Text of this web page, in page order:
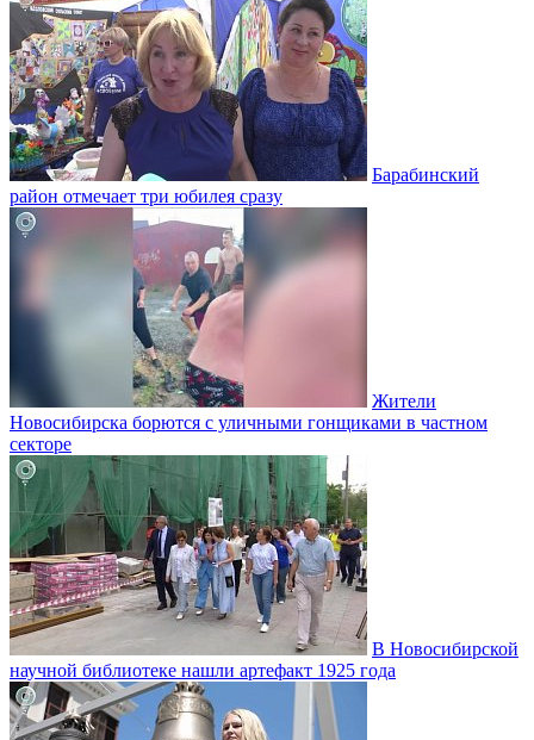
Барабинский
район отмечает три юбилея сразу
Жители
Новосибирска борются с уличными гонщиками в частном
секторе
В Новосибирской
научной библиотеке нашли артефакт 1925 года